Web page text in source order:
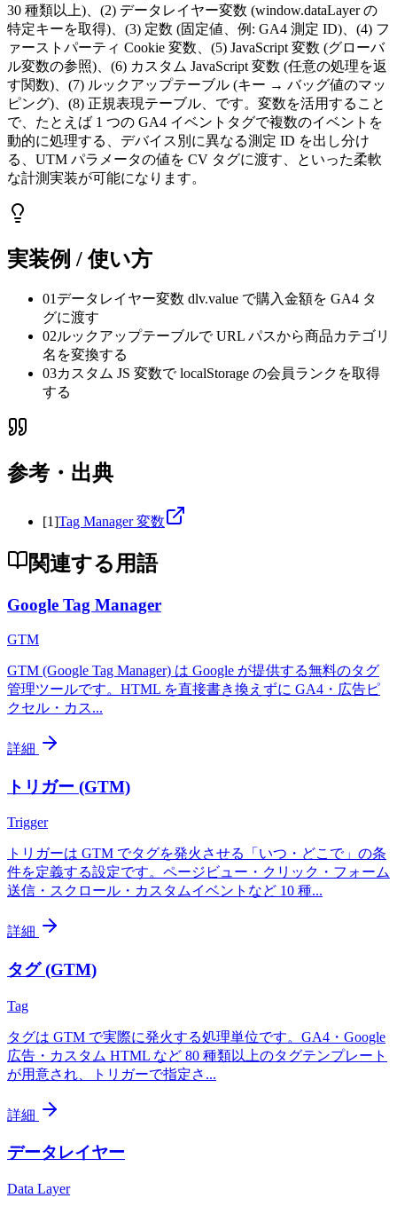
30 種類以上)、(2) データレイヤー変数 (window.dataLayer の
特定キーを取得)、(3) 定数 (固定値、例: GA4 測定 ID)、(4) フ
ァーストパーティ Cookie 変数、(5) JavaScript 変数 (グローバ
ル変数の参照)、(6) カスタム JavaScript 変数 (任意の処理を返
す関数)、(7) ルックアップテーブル (キー → バッグ値のマッ
ピング)、(8) 正規表現テーブル、です。変数を活用すること
で、たとえば 1 つの GA4 イベントタグで複数のイベントを
動的に処理する、デバイス別に異なる測定 ID を出し分け
る、UTM パラメータの値を CV タグに渡す、といった柔軟
な計測実装が可能になります。
実装例 / 使い方
01データレイヤー変数 dlv.value で購入金額を GA4 タ
グに渡す
02ルックアップテーブルで URL パスから商品カテゴリ
名を変換する
03カスタム JS 変数で localStorage の会員ランクを取得
する
参考・出典
[1]Tag Manager 変数
関連する用語
Google Tag Manager
GTM
GTM (Google Tag Manager) は Google が提供する無料のタグ
管理ツールです。HTML を直接書き換えずに GA4・広告ピ
クセル・カス...
詳細
トリガー (GTM)
Trigger
トリガーは GTM でタグを発火させる「いつ・どこで」の条
件を定義する設定です。ページビュー・クリック・フォーム
送信・スクロール・カスタムイベントなど 10 種...
詳細
タグ (GTM)
Tag
タグは GTM で実際に発火する処理単位です。GA4・Google
広告・カスタム HTML など 80 種類以上のタグテンプレート
が用意され、トリガーで指定さ ...
詳細
データレイヤー
Data Layer